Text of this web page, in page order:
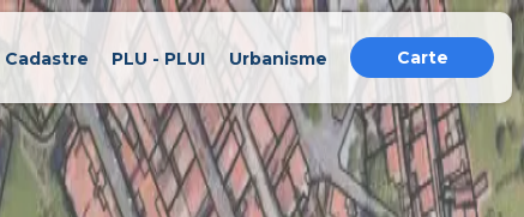
Cadastre PLU - PLUI Urbanisme Carte